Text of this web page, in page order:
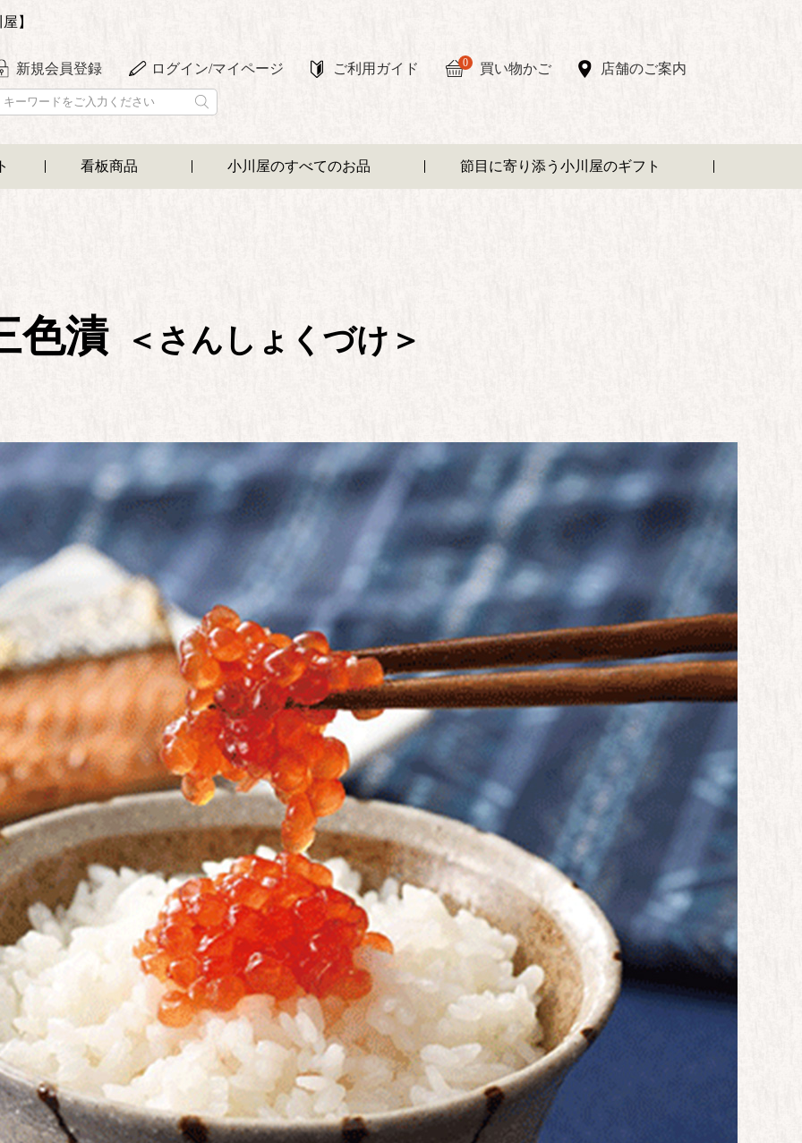
】
新規会員登録 ログイン/マイページ ご利用ガイド 0 買い物かご 店舗のご案内
看板商品 小川屋のすべてのお品 節目に寄り添う小川屋のギフト
色漬 ＜さんしょくづけ＞